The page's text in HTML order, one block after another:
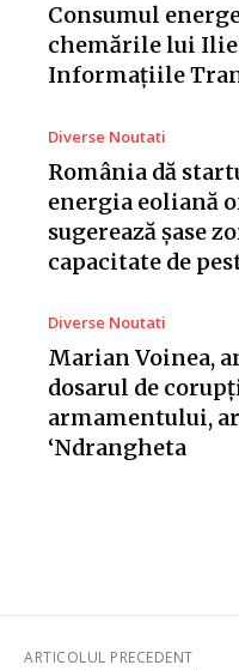
Consumul
chemările lui Ilie
Informațiile
Diverse Noutati
România dă
energia eoliană
sugerează șase
capacitate de
Diverse Noutati
Marian Voinea,
dosarul de
armamentului,
‘Ndrangheta
ARTICOLUL PRECEDENT